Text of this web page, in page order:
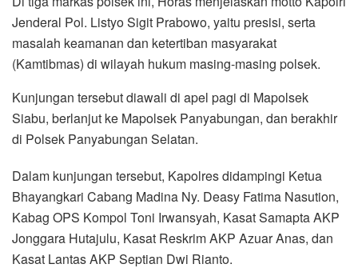
Jenderal Pol. Listyo Sigit Prabowo, yaitu presisi, serta
masalah keamanan dan ketertiban masyarakat
(Kamtibmas) di wilayah hukum masing-masing polsek.
Kunjungan tersebut diawali di apel pagi di Mapolsek
Siabu, berlanjut ke Mapolsek Panyabungan, dan berakhir
di Polsek Panyabungan Selatan.
Dalam kunjungan tersebut, Kapolres didampingi Ketua
Bhayangkari Cabang Madina Ny. Deasy Fatima Nasution,
Kabag OPS Kompol Toni Irwansyah, Kasat Samapta AKP
Jonggara Hutajulu, Kasat Reskrim AKP Azuar Anas, dan
Kasat Lantas AKP Septian Dwi Rianto.